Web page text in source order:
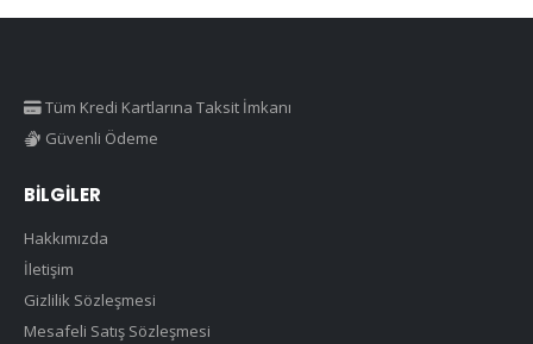
seçilebilir
Tüm Kredi Kartlarına Taksit İmkanı
Güvenli Ödeme
BILGILER
Hakkımızda
İletişim
Gizlilik Sözleşmesi
Mesafeli Satış Sözleşmesi